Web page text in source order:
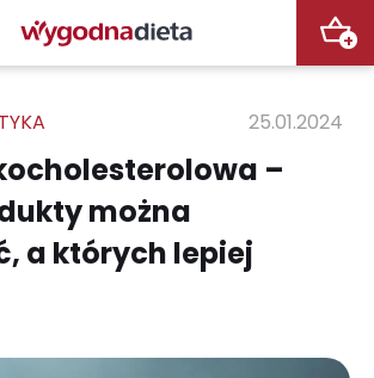
+
25.01.2024
–
można
a których lepiej